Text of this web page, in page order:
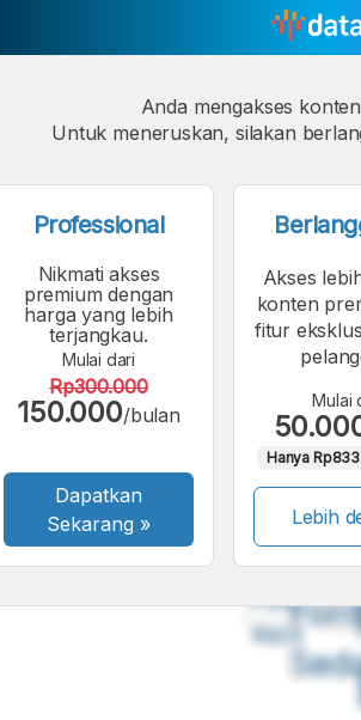
Font
Kecil
Font
Anda mengakses konten
Untuk meneruskan, silakan
Professional
Nikmati akses
premium dengan
harga yang lebih
terjangkau.
Mulai dari
Rp300.000
150.000/bulan
Dapatkan
Sekarang »
Akses
konten
fitur
Mulai
Hanya
Lebih